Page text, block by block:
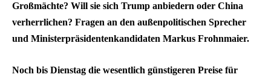
Großmächte? Will sie sich Trump anbiedern oder China
verherrlichen? Fragen an den außenpolitischen Sprecher
und Ministerpräsidentenkandidaten Markus Frohnmaier.
Noch bis Dienstag die wesentlich günstigeren Preise für